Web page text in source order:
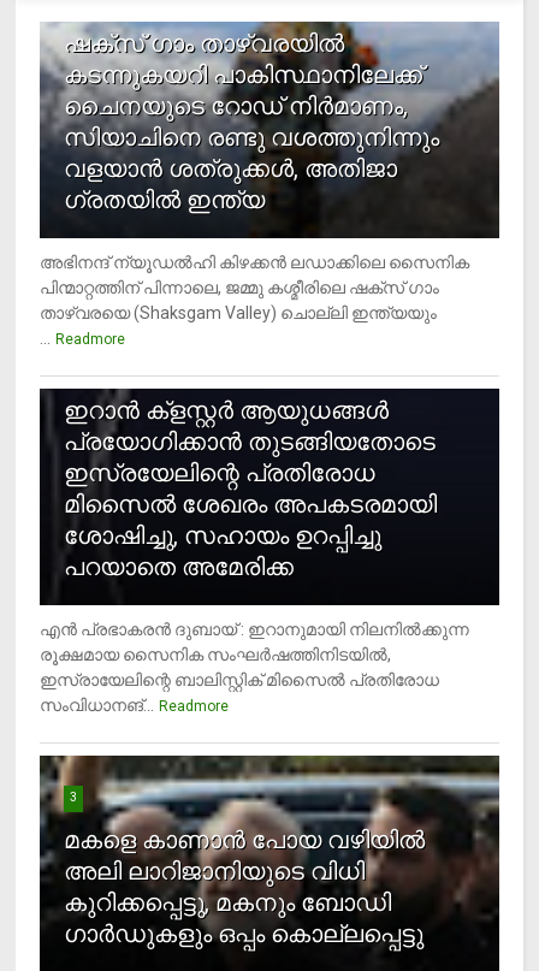
ഷക്സ് ​ഗാം താഴ്‌വരയിൽ
കടന്നുകയറി പാകിസ്ഥാനിലേക്ക്
ചൈനയുടെ റോഡ് നിർമാണം,
സിയാചിനെ രണ്ടു വശത്തുനിന്നും
വളയാൻ ശത്രുക്കൾ, അതിജാ​
ഗ്രതയിൽ ഇന്ത്യ
അഭിനന്ദ് ന്യൂഡൽഹി കിഴക്കൻ ലഡാക്കിലെ സൈനിക
പിന്മാറ്റത്തിന് പിന്നാലെ, ജമ്മു കശ്മീരിലെ ഷക്സ് ​ഗാം
താഴ്‌വരയെ (Shaksgam Valley) ചൊല്ലി ഇന്ത്യയും
Readmore
ഇറാന്‍ ക്‌ളസ്റ്റര്‍ ആയുധങ്ങള്‍
പ്രയോഗിക്കാന്‍ തുടങ്ങിയതോടെ
ഇസ്രയേലിന്റെ പ്രതിരോധ
മിസൈല്‍ ശേഖരം അപകടരമായി
ശോഷിച്ചു, സഹായം ഉറപ്പിച്ചു
പറയാതെ അമേരിക്ക
എന്‍ പ്രഭാകരന്‍ ദുബായ് : ഇറാനുമായി നിലനില്‍ക്കുന്ന
രൂക്ഷമായ സൈനിക സംഘര്‍ഷത്തിനിടയില്‍,
ഇസ്രായേലിന്റെ ബാലിസ്റ്റിക് മിസൈല്‍ പ്രതിരോധ
സംവിധാനങ്...
Readmore
3
മകളെ കാണാന്‍ പോയ വഴിയില്‍
അലി ലാറിജാനിയുടെ വിധി
കുറിക്കപ്പെട്ടു, മകനും ബോഡി
ഗാര്‍ഡുകളും ഒപ്പം കൊല്ലപ്പെട്ടു